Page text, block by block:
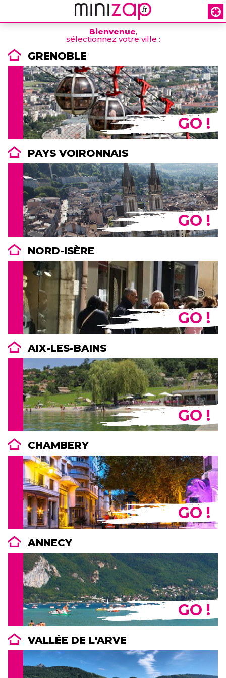
Bienvenue,
sélectionnez votre ville :
GRENOBLE
GO !
PAYS VOIRONNAIS
GO !
NORD-ISÈRE
GO !
AIX-LES-BAINS
GO !
CHAMBERY
GO !
ANNECY
GO !
VALLÉE DE L'ARVE